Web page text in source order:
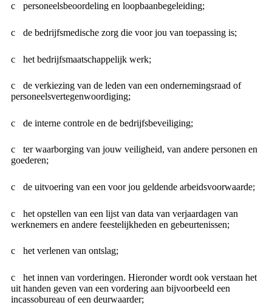
personeelsbeoordeling en loopbaanbegeleiding;
de bedrijfsmedische zorg die voor jou van toepassing is;
het bedrijfsmaatschappelijk werk;
de verkiezing van de leden van een ondernemingsraad of
personeelsvertegenwoordiging;
de interne controle en de bedrijfsbeveiliging;
ter waarborging van jouw veiligheid, van andere personen en
goederen;
de uitvoering van een voor jou geldende arbeidsvoorwaarde;
het opstellen van een lijst van data van verjaardagen van
werknemers en andere feestelijkheden en gebeurtenissen;
het verlenen van ontslag;
het innen van vorderingen. Hieronder wordt ook verstaan het
uit handen geven van een vordering aan bijvoorbeeld een
incassobureau of een deurwaarder;